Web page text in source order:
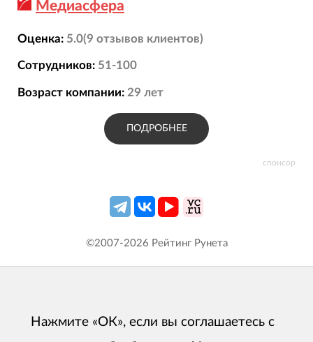
спонсор
Медиасфера
Оценка: 5.0(9 отзывов клиентов)
Сотрудников: 51-100
Возраст компании: 29 лет
ПОДРОБНЕЕ
©2007-2026 Рейтинг Рунета
Нажмите «ОК», если вы соглашаетесь с